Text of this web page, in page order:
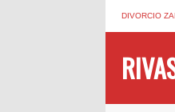
DIVORCIO